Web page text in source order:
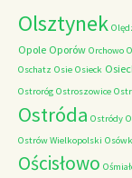
Olsztynek
Opole Oporów Orchowo
Oschatz Osie Osieck
Ostroróg Ostroszowice
Ostróda Ostródy
Ostrów Wielkopolski
Ościsłowo